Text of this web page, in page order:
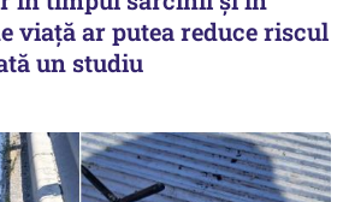
viață ar putea reduce riscul
un studiu